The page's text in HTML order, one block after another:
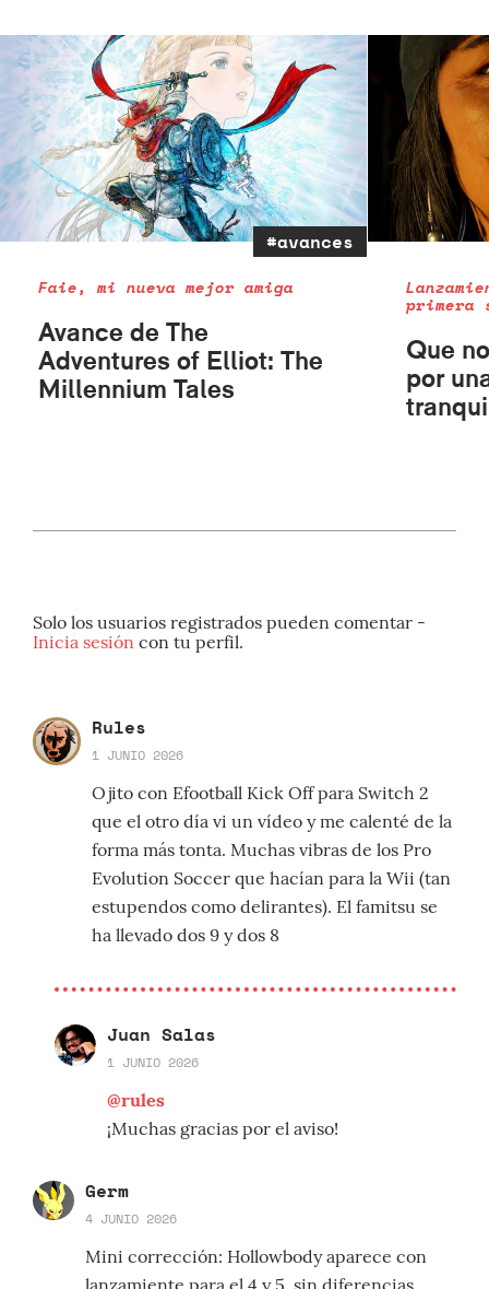
#avances
Faie, mi nueva mejor amiga
Avance de The
Adventures of Elliot: The
Millennium Tales
primera
Que
por
Solo los usuarios registrados pueden comentar -
Inicia sesión con tu perfil.
Rules
1 JUNIO 2026
Ojito con Efootball Kick Off para Switch 2
que el otro día vi un vídeo y me calenté de la
forma más tonta. Muchas vibras de los Pro
Evolution Soccer que hacían para la Wii (tan
estupendos como delirantes). El famitsu se
ha llevado dos 9 y dos 8
Juan Salas
1 JUNIO 2026
@rules
¡Muchas gracias por el aviso!
Germ
4 JUNIO 2026
Mini corrección: Hollowbody aparece con